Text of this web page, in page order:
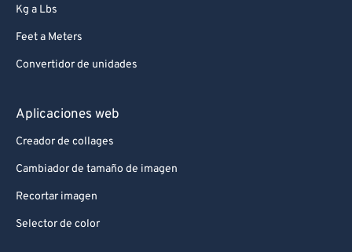
Kg a Lbs
Feet a Meters
Convertidor de unidades
Aplicaciones web
Creador de collages
Cambiador de tamaño de imagen
Recortar imagen
Selector de color